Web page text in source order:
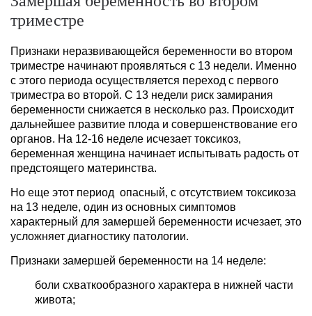
триместре
Признаки неразвивающейся беременности во втором
триместре начинают проявляться с 13 недели. Именно
с этого периода осуществляется переход с первого
триместра во второй. С 13 недели риск замирания
беременности снижается в несколько раз. Происходит
дальнейшее развитие плода и совершенствование его
органов. На 12-16 неделе исчезает токсикоз,
беременная женщина начинает испытывать радость от
предстоящего материнства.
Но еще этот период опасный, с отсутствием токсикоза
на 13 неделе, один из основных симптомов
характерный для замершей беременности исчезает, это
усложняет диагностику патологии.
Признаки замершей беременности на 14 неделе:
боли схваткообразного характера в нижней части
живота;